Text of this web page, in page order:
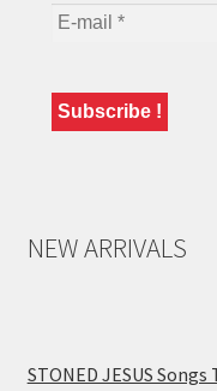
NEW ARRIVALS
STONED JESUS